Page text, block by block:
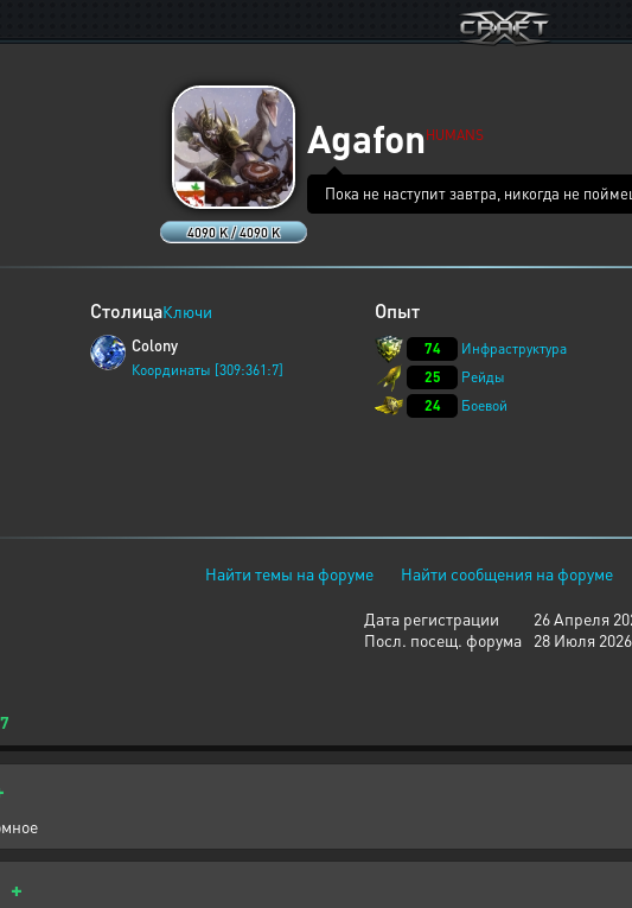
4090 K / 4090 K
AgafonHUMANS
Пока не наступит завтра, никогда не
СтолицаКлючи
Colony
Координаты [309:361:7]
Опыт
74
Инфраструктура
25
Рейды
24
Боевой
Найти темы на форуме Найти сообщения на форуме
Дата регистрации
26 Апреля
Посл. посещ. форума
28 Июля 2026
7
+